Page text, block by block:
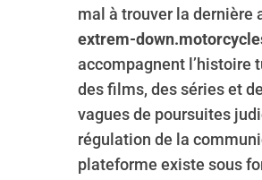
mal à trouver la dernière
extrem-
accompagnent l’histoire
des films, des séries et
vagues de poursuites
régulation de la
plateforme existe sous